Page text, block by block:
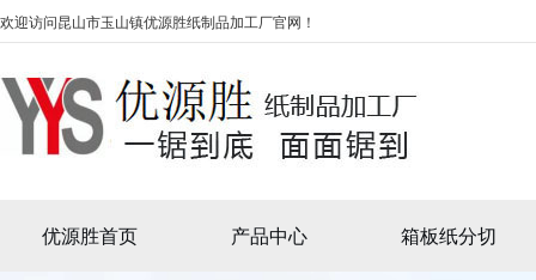
欢迎访问昆山市玉山镇优源胜纸制品加工厂官网！
优源胜首页 产品中心 箱板纸分切